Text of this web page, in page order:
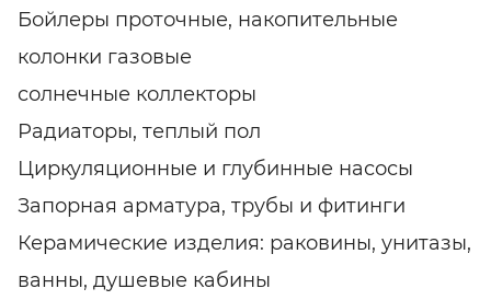
Бойлеры проточные, накопительные
колонки газовые
солнечные коллекторы
Радиаторы, теплый пол
Циркуляционные и глубинные насосы
Запорная арматура, трубы и фитинги
Керамические изделия: раковины, унитазы,
ванны, душевые кабины